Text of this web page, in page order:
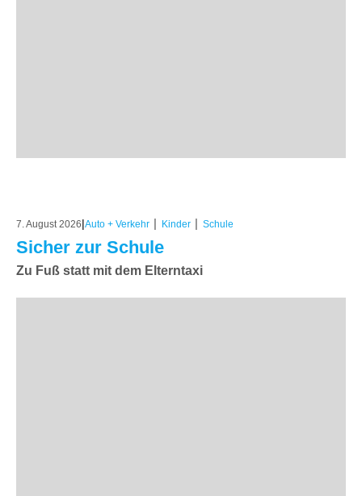
7. August 2026|Auto + Verkehr | Kinder | Schule
Sicher zur Schule
Zu Fuß statt mit dem Elterntaxi